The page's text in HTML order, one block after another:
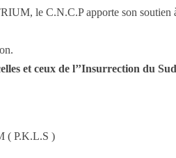
le C.N.C.P apporte son soutien
et ceux de l’’Insurrection du
( P.K.L.S )